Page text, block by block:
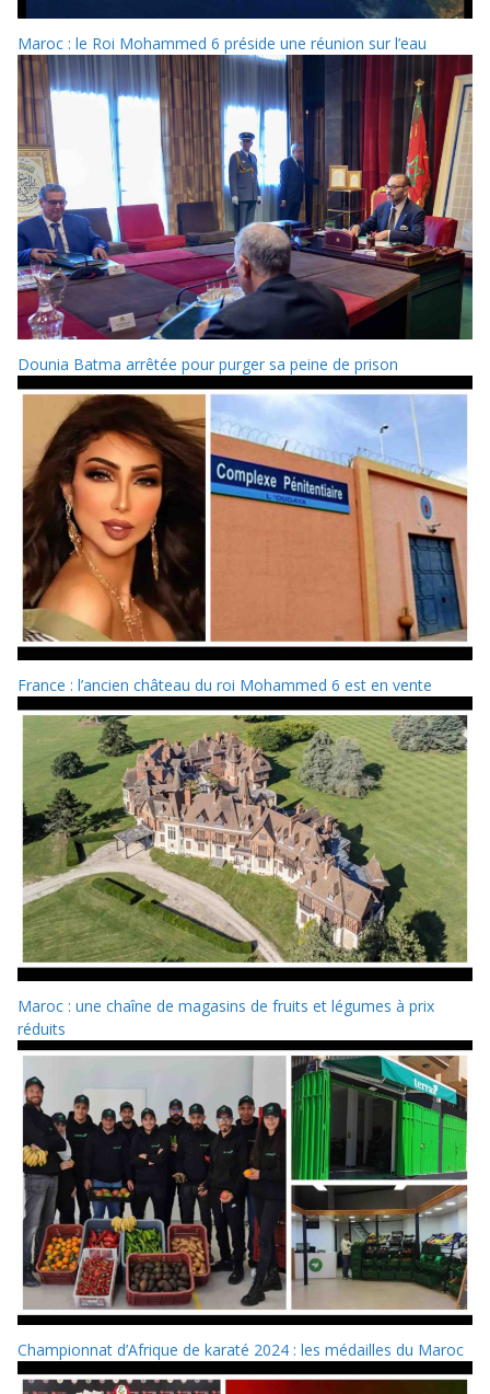
Maroc : le Roi Mohammed 6 préside une réunion sur l’eau
Dounia Batma arrêtée pour purger sa peine de prison
France : l’ancien château du roi Mohammed 6 est en vente
Maroc : une chaîne de magasins de fruits et légumes à prix
réduits
Championnat d’Afrique de karaté 2024 : les médailles du Maroc